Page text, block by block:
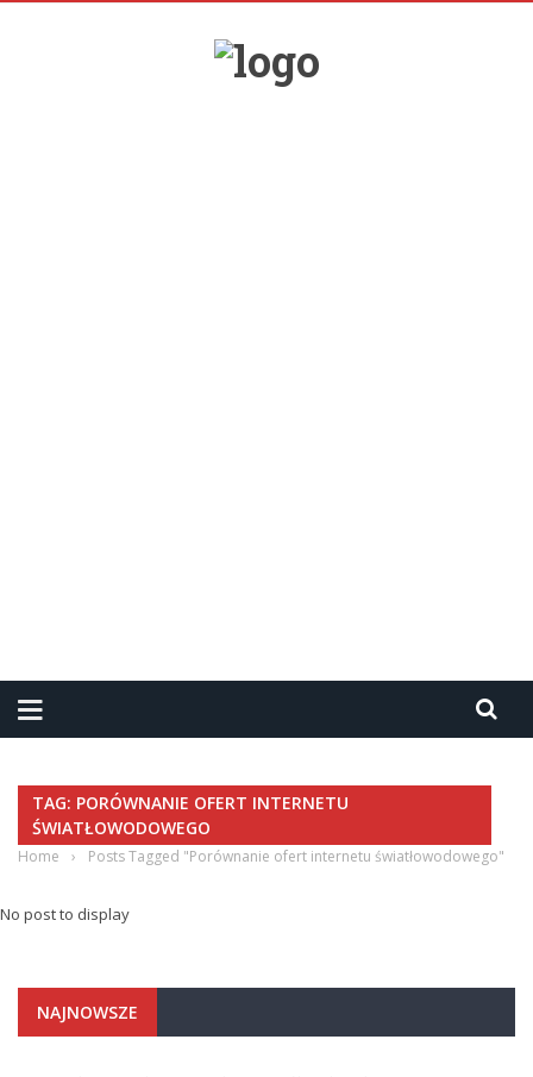
TAG: PORÓWNANIE OFERT INTERNETU
ŚWIATŁOWODOWEGO
Home › Posts Tagged "Porównanie ofert internetu światłowodowego"
No post to display
NAJNOWSZE